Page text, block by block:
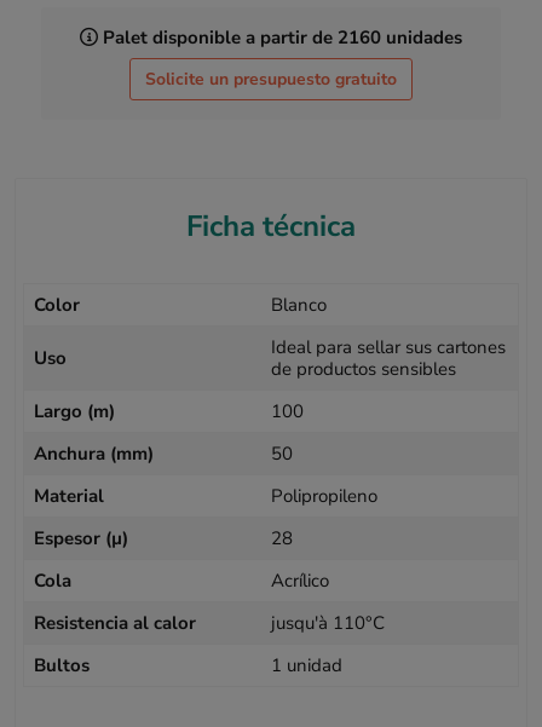
Palet disponible a partir de 2160 unidades
Solicite un presupuesto gratuito
Ficha técnica
Color Blanco
Uso
Ideal para sellar sus cartones
de productos sensibles
Largo (m)
100
Anchura (mm)
50
Material
Polipropileno
Espesor (µ)
28
Cola
Acrílico
Resistencia al calor
jusqu'à 110°C
Bultos
1 unidad